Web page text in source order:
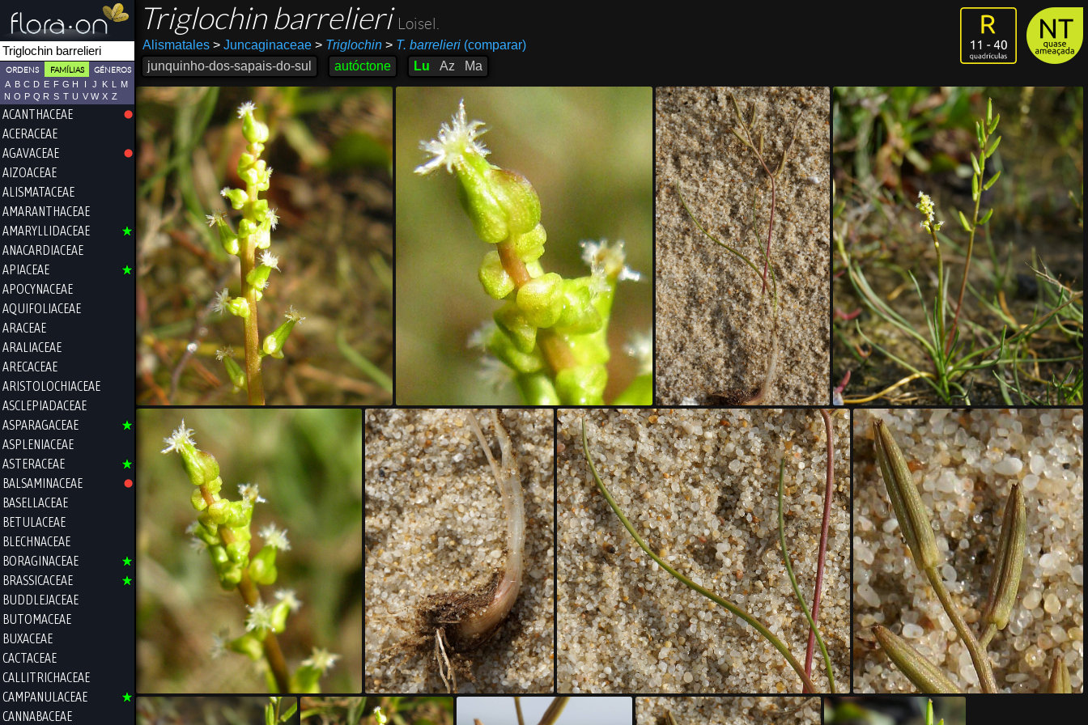
ORDENS FAMÍLIAS GÉNEROS
A B C D E F G H I J K L
M
N O P Q R S T U V W X Z
ACANTHACEAE
ACERACEAE
AGAVACEAE
AIZOACEAE
ALISMATACEAE
AMARANTHACEAE
AMARYLLIDACEAE
ANACARDIACEAE
APIACEAE
APOCYNACEAE
AQUIFOLIACEAE
ARACEAE
ARALIACEAE
ARECACEAE
ARISTOLOCHIACEAE
ASCLEPIADACEAE
ASPARAGACEAE
ASPLENIACEAE
ASTERACEAE
BALSAMINACEAE
BASELLACEAE
BETULACEAE
BLECHNACEAE
BORAGINACEAE
BRASSICACEAE
BUDDLEJACEAE
BUTOMACEAE
BUXACEAE
CACTACEAE
CALLITRICHACEAE
CAMPANULACEAE
CANNABACEAE
Triglochin barrelieri Loisel.
Alismatales >Juncaginaceae > Triglochin > T. barrelieri(comparar)
junquinho-dos-sapais-do-sul
autóctone Lu Az Ma